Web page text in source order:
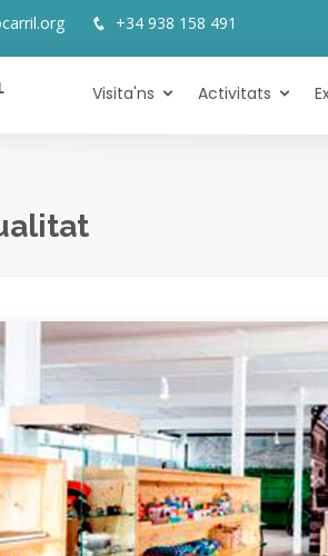
+34 938 158 491
Visita'ns Activitats